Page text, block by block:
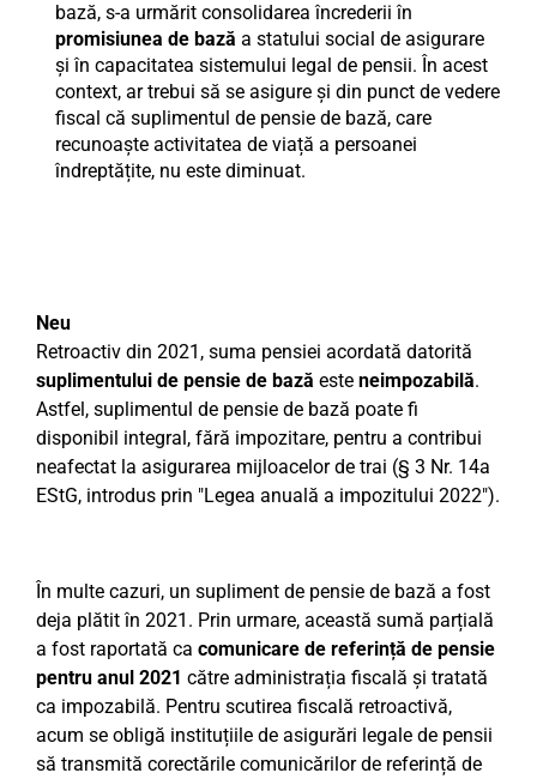
bază, s-a urmărit consolidarea încrederii în
promisiunea de bază a statului social de asigurare
și în capacitatea sistemului legal de pensii. În acest
context, ar trebui să se asigure și din punct de vedere
fiscal că suplimentul de pensie de bază, care
recunoaște activitatea de viață a persoanei
îndreptățite, nu este diminuat.
Neu
Retroactiv din 2021, suma pensiei acordată datorită
suplimentului de pensie de bază este neimpozabilă.
Astfel, suplimentul de pensie de bază poate fi
disponibil integral, fără impozitare, pentru a contribui
neafectat la asigurarea mijloacelor de trai (§ 3 Nr. 14a
EStG, introdus prin "Legea anuală a impozitului 2022").
În multe cazuri, un supliment de pensie de bază a fost
deja plătit în 2021. Prin urmare, această sumă parțială
a fost raportată ca comunicare de referință de pensie
pentru anul 2021 către administrația fiscală și tratată
ca impozabilă. Pentru scutirea fiscală retroactivă,
acum se obligă instituțiile de asigurări legale de pensii
să transmită corectările comunicărilor de referință de